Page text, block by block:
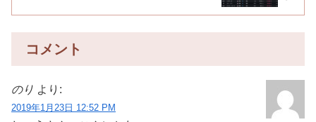
コメント
のり より:
2019年1月23日 12:52 PM